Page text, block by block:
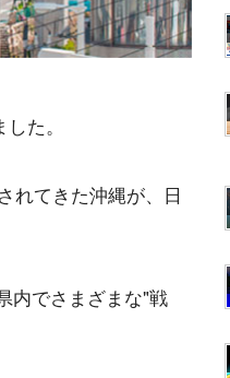
た。
れてきた沖縄が、日
内でさまざまな"戦